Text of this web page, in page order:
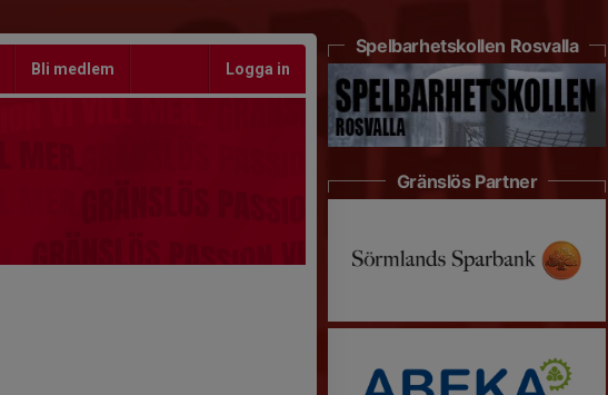
Bli medlem Logga in
Spelbarhetskollen Rosvalla
Gränslös Partner